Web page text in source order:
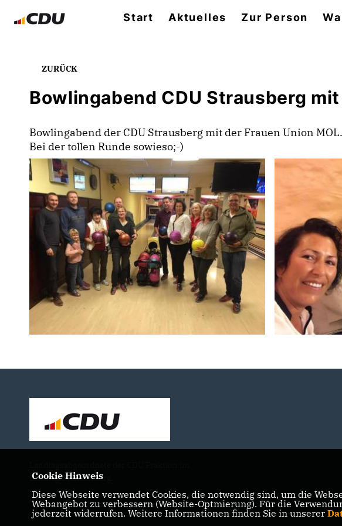
Start Aktuelles Zur Person
ZURÜCK
Bowlingabend CDU Strausberg
Bowlingabend der CDU Strausberg mit der Frauen Union
Bei der tollen Runde sowieso;-)
Landtag Brandenburg
Cookie Hinweis
Diese Webseite verwendet Cookies, die notwendig sind, um die
Webangebot zu verbessern (Website-Optmierung). Für die
jederzeit widerrufen. Weitere Informationen finden Sie in unserer